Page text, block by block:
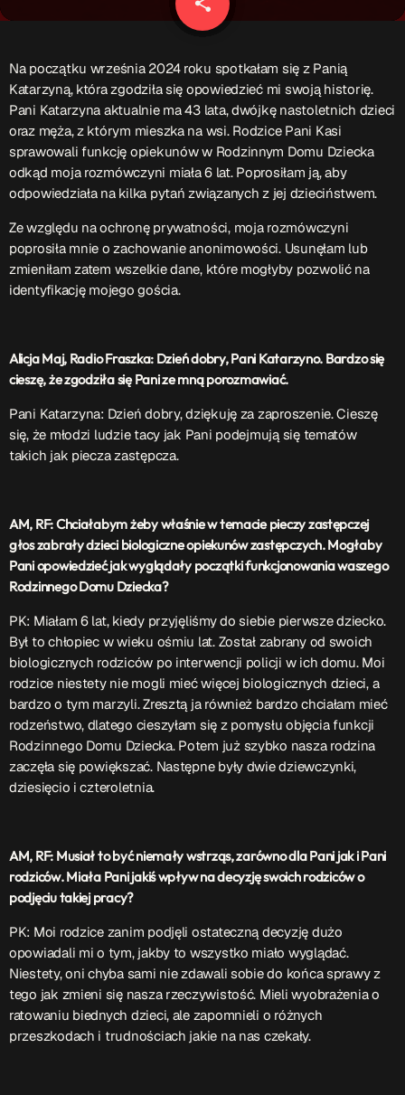
EKIPA
Rekrutacja Fraszka
Podcasty
Przydatne linki
Strona UJK
Klub WSPAK
Punkt Interwencji Kryzysowej
Przydatne informacje
kieleckich studentówCzytaj.wiecej…
Patronat medialny Radia Fraszka
itp.Czytaj więcej…
Wyszukaj
search
Upcoming shows
TOP CHART
Na początku września 2024 roku spotkałam się z Panią
Katarzyną, która zgodziła się opowiedzieć mi swoją historię.
Pani Katarzyna aktualnie ma 43 lata, dwójkę nastoletnich dzieci
oraz męża, z którym mieszka na wsi. Rodzice Pani Kasi
sprawowali funkcję opiekunów w Rodzinnym Domu Dziecka
odkąd moja rozmówczyni miała 6 lat. Poprosiłam ją, aby
odpowiedziała na kilka pytań związanych z jej dzieciństwem.
Ze względu na ochronę prywatności, moja rozmówczyni
poprosiła mnie o zachowanie anonimowości. Usunęłam lub
zmieniłam zatem wszelkie dane, które mogłyby pozwolić na
identyfikację mojego gościa.
Alicja Maj, Radio Fraszka: Dzień dobry, Pani Katarzyno. Bardzo się
cieszę, że zgodziła się Pani ze mną porozmawiać.
Pani Katarzyna: Dzień dobry, dziękuję za zaproszenie. Cieszę
się, że młodzi ludzie tacy jak Pani podejmują się tematów
takich jak piecza zastępcza.
AM, RF: Chciałabym żeby właśnie w temacie pieczy zastępczej
głos zabrały dzieci biologiczne opiekunów zastępczych. Mogłaby
Pani opowiedzieć jak wyglądały początki funkcjonowania waszego
Rodzinnego Domu Dziecka?
PK: Miałam 6 lat, kiedy przyjęliśmy do siebie pierwsze dziecko.
Był to chłopiec w wieku ośmiu lat. Został zabrany od swoich
biologicznych rodziców po interwencji policji w ich domu. Moi
rodzice niestety nie mogli mieć więcej biologicznych dzieci, a
bardzo o tym marzyli. Zresztą ja również bardzo chciałam mieć
rodzeństwo, dlatego cieszyłam się z pomysłu objęcia funkcji
Rodzinnego Domu Dziecka. Potem już szybko nasza rodzina
zaczęła się powiększać. Następne były dwie dziewczynki,
dziesięcio i czteroletnia.
AM, RF: Musiał to być niemały wstrząs, zarówno dla Pani jak i Pani
rodziców. Miała Pani jakiś wpływ na decyzję swoich rodziców o
podjęciu takiej pracy?
PK: Moi rodzice zanim podjęli ostateczną decyzję dużo
opowiadali mi o tym, jakby to wszystko miało wyglądać.
Niestety, oni chyba sami nie zdawali sobie do końca sprawy z
tego jak zmieni się nasza rzeczywistość. Mieli wyobrażenia o
ratowaniu biednych dzieci, ale zapomnieli o różnych
przeszkodach i trudnościach jakie na nas czekały.